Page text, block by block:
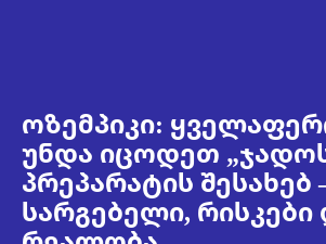
ოზემპიკი:
უნდა იცოდეთ
პრეპარატის შესახებ
სარგებელი, რისკები